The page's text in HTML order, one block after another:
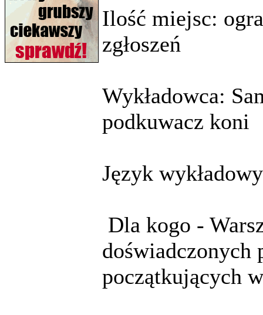
Ilość miejsc:
zgłoszeń
Wykładowca:
podkuwacz koni
Język
Dla kogo -
doświadczonych
początkujących